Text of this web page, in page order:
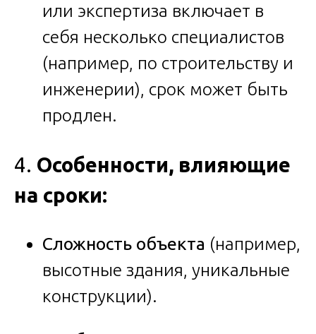
или экспертиза включает в
себя несколько специалистов
(например, по строительству и
инженерии), срок может быть
продлен.
4. Особенности, влияющие
на сроки:
Сложность объекта (например,
высотные здания, уникальные
конструкции).